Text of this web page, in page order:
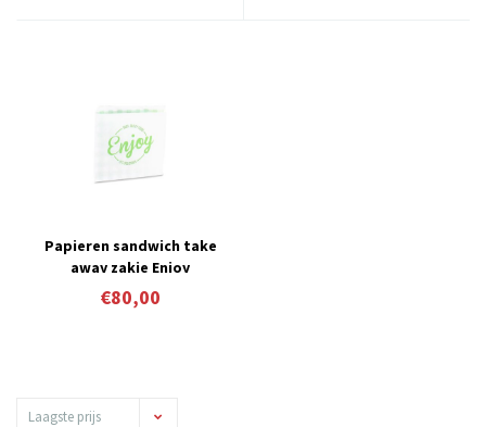
Papieren sandwich take
away zakje Enjoy
€80,00
Laagste prijs